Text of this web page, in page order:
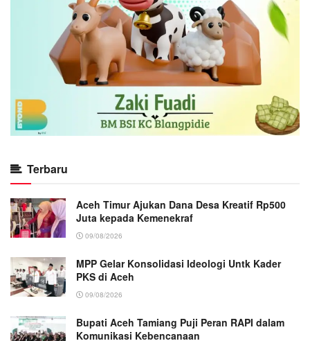
Terbaru
Aceh Timur Ajukan Dana Desa Kreatif Rp500
Juta kepada Kemenekraf
09/08/2026
MPP Gelar Konsolidasi Ideologi Untk Kader
PKS di Aceh
09/08/2026
Bupati Aceh Tamiang Puji Peran RAPI dalam
Komunikasi Kebencanaan